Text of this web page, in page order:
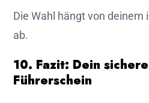
Die Wahl hängt von deinem
ab.
10. Fazit: Dein
Führerschein